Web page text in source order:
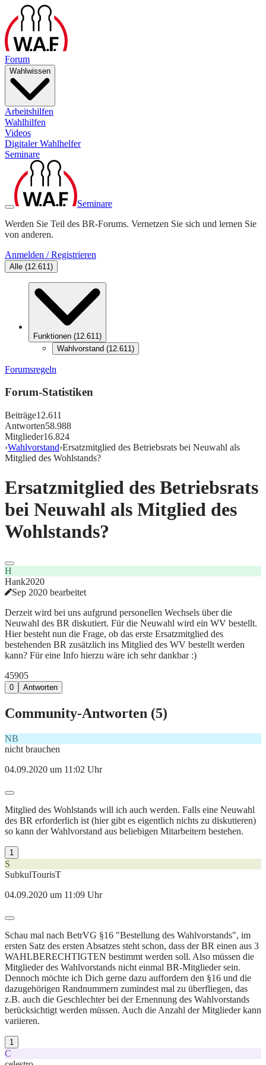
Forum
Wahlwissen
Arbeitshilfen
Wahlhilfen
Videos
Digitaler Wahlhelfer
Seminare
Seminare
Werden Sie Teil des BR-Forums. Vernetzen Sie sich und lernen Sie
von anderen.
Anmelden / Registrieren
Alle (12.611)
Funktionen (12.611)
Wahlvorstand (12.611)
Forumsregeln
Forum-Statistiken
Beiträge12.611
Antworten58.988
Mitglieder16.824
›Wahlvorstand›Ersatzmitglied des Betriebsrats bei Neuwahl als
Mitglied des Wohlstands?
Ersatzmitglied des Betriebsrats
bei Neuwahl als Mitglied des
Wohlstands?
H
Hank2020
Sep 2020 bearbeitet
Derzeit wird bei uns aufgrund personellen Wechsels über die
Neuwahl des BR diskutiert. Für die Neuwahl wird ein WV bestellt.
Hier besteht nun die Frage, ob das erste Ersatzmitglied des
bestehenden BR zusätzlich ins Mitglied des WV bestellt werden
kann? Für eine Info hierzu wäre ich sehr dankbar :)
45905
0 Antworten
Community-Antworten (5)
NB
nicht brauchen
04.09.2020 um 11:02 Uhr
Mitglied des Wohlstands will ich auch werden. Falls eine Neuwahl
des BR erforderlich ist (hier gibt es eigentlich nichts zu diskutieren)
so kann der Wahlvorstand aus beliebigen Mitarbeitern bestehen.
1
S
SubkulTourisT
04.09.2020 um 11:09 Uhr
Schau mal nach BetrVG §16 "Bestellung des Wahlvorstands", im
ersten Satz des ersten Absatzes steht schon, dass der BR einen aus 3
WAHLBERECHTIGTEN bestimmt werden soll. Also müssen die
Mitglieder des Wahlvorstands nicht einmal BR-Mitglieder sein.
Dennoch möchte ich Dich gerne dazu auffordern den §16 und die
dazugehörigen Randnummern zumindest mal zu überfliegen, das
z.B. auch die Geschlechter bei der Ernennung des Wahlvorstands
berücksichtigt werden müssen. Auch die Anzahl der Mitglieder kann
variieren.
1
C